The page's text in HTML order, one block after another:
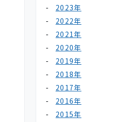
2023年
2022年
2021年
2020年
2019年
2018年
2017年
2016年
2015年